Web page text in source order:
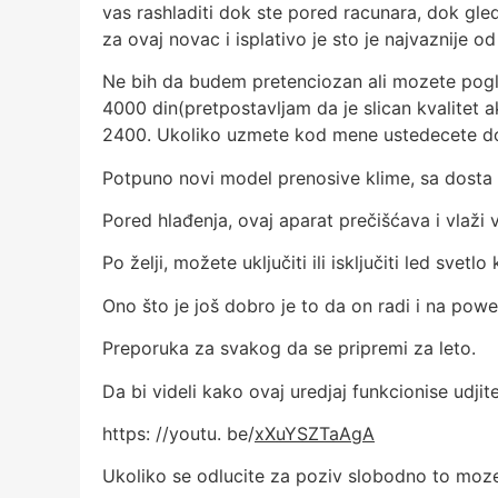
vas rashladiti dok ste pored racunara, dok
za ovaj novac i isplativo je sto je najvaznije
Ne bih da budem pretenciozan ali mozete
4000 din(pretpostavljam da je slican kvalitet
2400. Ukoliko uzmete kod mene ustedecete
Potpuno novi model prenosive klime, sa
Pored hlađenja, ovaj aparat prečišćava i vlaži
Po želji, možete uključiti ili isključiti led svetlo
Ono što je još dobro je to da on radi i na
Preporuka za svakog da se pripremi za leto.
Da bi videli kako ovaj uredjaj funkcionise
https: //youtu. be/xXuYSZTaAgA
Ukoliko se odlucite za poziv slobodno to